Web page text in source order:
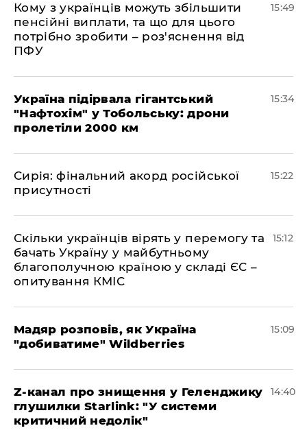
Кому з українців можуть збільшити
пенсійні виплати, та що для цього
потрібно зробити – роз'яснення від
ПФУ
15:49
Україна підірвала гігантський
"Нафтохім" у Тобольську: дрони
пролетіли 2000 км
15:34
​Сирія: фінальний акорд російської
присутності
15:22
Скільки українців вірять у перемогу та
бачать Україну у майбутньому
благополучною країною у складі ЄС –
опитування КМІС
15:12
Мадяр розповів, як Україна
"добиватиме" Wildberries
15:09
Z-канал про знищення у Геленджику
глушилки Starlink: "У системи
критичний недолік"
14:40